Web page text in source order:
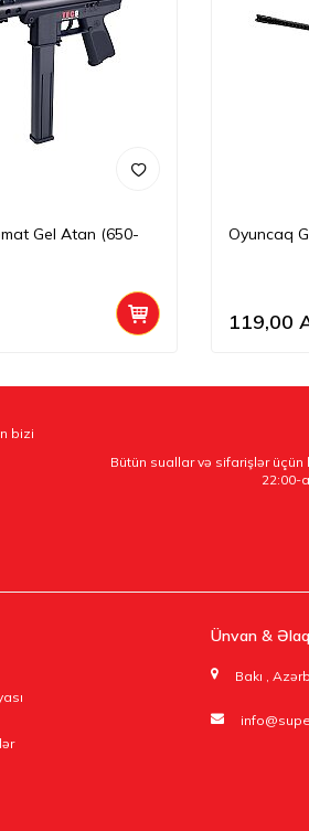
Gel Atan (650-
Oyuncaq
119,00
bizi
Bütün suallar və sifarişlər
22:00-
Ünvan &
Bakı ,